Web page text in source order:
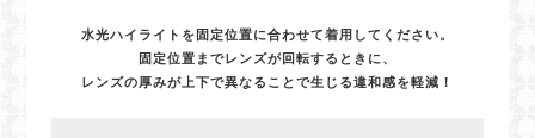
水光ハイライトを固定位置に合わせて着用してください。
固定位置までレンズが回転するときに、
レンズの厚みが上下で異なることで生じる違和感を軽減！